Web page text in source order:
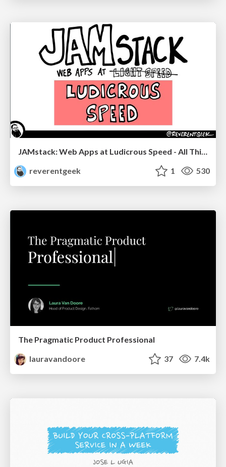
JAMstack: Web Apps at Ludicrous Speed - All Things Open 2022
reverentgeek
1 530
The Pragmatic Product Professional
lauravandoore
37 7.4k